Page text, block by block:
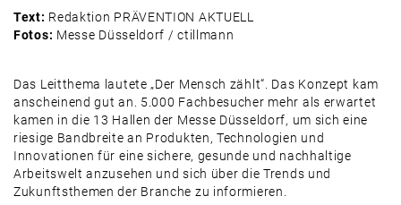
Text: Redaktion PRÄVENTION AKTUELL
Fotos: Messe Düsseldorf / ctillmann
Das Leitthema lautete „Der Mensch zählt“. Das Konzept kam
anscheinend gut an. 5.000 Fachbesucher mehr als erwartet
kamen in die 13 Hallen der Messe Düsseldorf, um sich eine
riesige Bandbreite an Produkten, Technologien und
Innovationen für eine sichere, gesunde und nachhaltige
Arbeitswelt anzusehen und sich über die Trends und
Zukunftsthemen der Branche zu informieren.